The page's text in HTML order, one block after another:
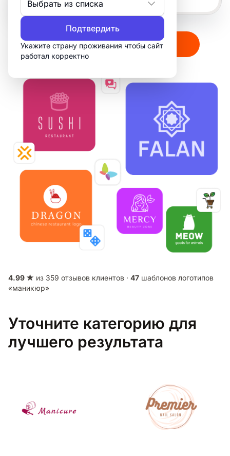
Выбрать из списка
Подтвердить
Укажите страну проживания чтобы сайт
работал корректно
Создать мой логотип
4.99 ★ из 359 отзывов клиентов · 47 шаблонов логотипов
«маникюр»
Уточните категорию для
лучшего результата